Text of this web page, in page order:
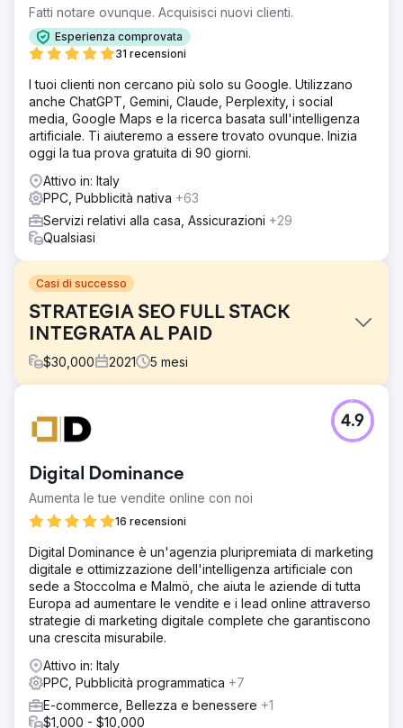
Fatti notare ovunque. Acquisisci nuovi clienti.
Esperienza comprovata
31 recensioni
I tuoi clienti non cercano più solo su Google. Utilizzano
anche ChatGPT, Gemini, Claude, Perplexity, i social
media, Google Maps e la ricerca basata sull'intelligenza
artificiale. Ti aiuteremo a essere trovato ovunque. Inizia
oggi la tua prova gratuita di 90 giorni.
Attivo in: Italy
PPC, Pubblicità nativa +63
Servizi relativi alla casa, Assicurazioni +29
Qualsiasi
Casi di successo
STRATEGIA SEO FULL STACK
INTEGRATA AL PAID
$30,000 2021 5 mesi
Migliorare la visibilità organica e il traffico organico
complessivi al sito; evitare perdite di traffico durante e
posizione 0 del sito web; migliorare la visibilità organica
per le keyword target selezionate del +5%; aumentare il
numero di click organici del +20% e aumentare le
sessioni organiche del +23%. In sinergia tra la SEO e il
paid digital media: ottimizzare gli investimenti e il costo
per conversione.
Soluzione
Contenuti e ottimizzazioni tecniche; migrazione del sito
web e di un sottodominio; ottimizzazione di 20+ pagine
transazionali; creazione di 30+ pagine con ottimizzazione
SEO. Campagna SEO Off-page su 7 landing page
ottimizzate e pubblicazione di 44 contenuti con link
dofollow.
Risultato
Digital Dominance
Aumenta le tue vendite online con noi
16 recensioni
4.9
Digital Dominance è un'agenzia pluripremiata di marketing
digitale e ottimizzazione dell'intelligenza artificiale con
sede a Stoccolma e Malmö, che aiuta le aziende di tutta
Europa ad aumentare le vendite e i lead online attraverso
strategie di marketing digitale complete che garantiscono
una crescita misurabile.
Attivo in: Italy
PPC, Pubblicità programmatica +7
E-commerce, Bellezza e benessere +1
$1,000 - $10,000